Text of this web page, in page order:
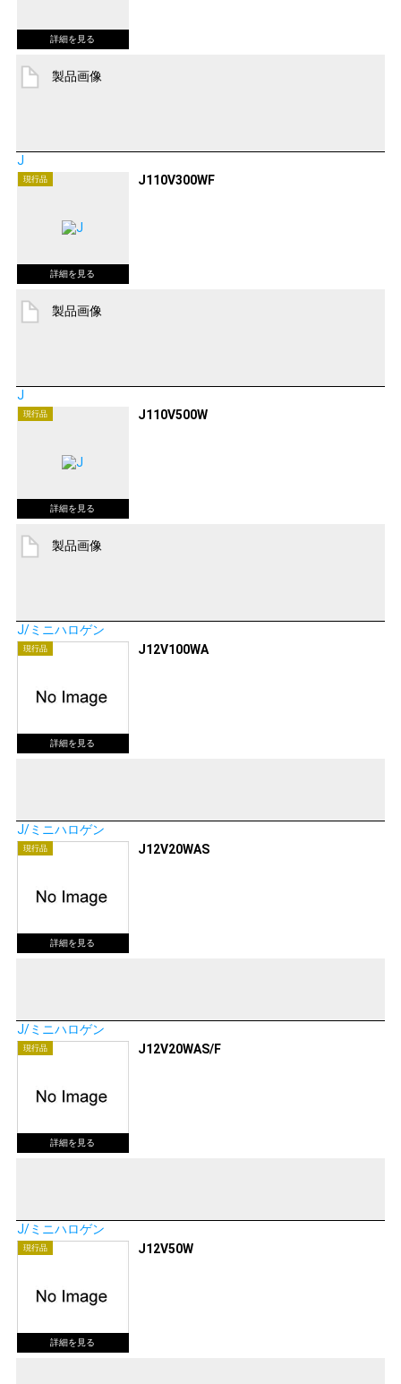
製品画像
J
現行品 J110V300WF
製品画像
J
現行品 J110V500W
製品画像
J/ミニハロゲン
現行品 J12V100WA
J/ミニハロゲン
現行品 J12V20WAS
J/ミニハロゲン
現行品 J12V20WAS/F
J/ミニハロゲン
現行品 J12V50W